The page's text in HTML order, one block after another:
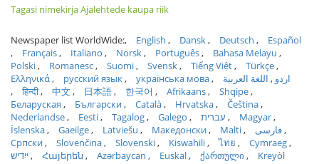
Tagasi nimekirja Ajalehtede kaupa riik
Newspaper list WorldWide: English Dansk Deutsch
Español
Français
Italiano Norsk Português
Bahasa Melayu
Polski
Romanesc Suomi Svensk Tiếng Việt
Türkçe
Ελληνικά
русский язык українська мова اردو
اللغة العربية
हिन्दी
中文 日本語 한국어 Afrikaans
Shqipe
Беларуская
Български Català Hrvatska
Čeština
Nederlandse
Eesti Tagalog Galego עברית
Magyar
Íslenska
Gaeilge Latviešu Македонски Malti
فارسی
Српски
Slovenčina Slovenski Kiswahili ไทย
Cymraeg
ייִדיש
Հայերեն Azərbaycan Euskal ქართული
Kreyòl